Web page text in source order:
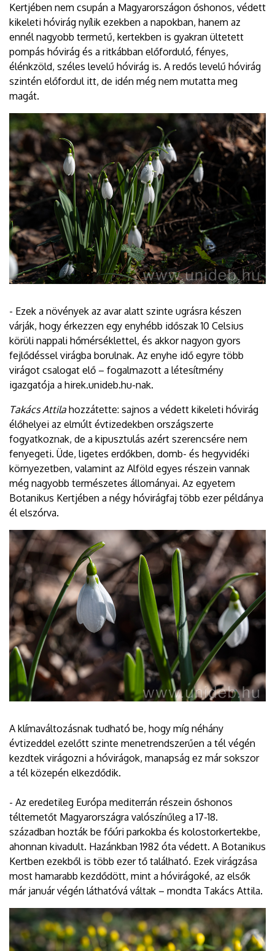
Kertjében nem csupán a Magyarországon őshonos, védett
kikeleti hóvirág nyílik ezekben a napokban, hanem az
ennél nagyobb termetű, kertekben is gyakran ültetett
pompás hóvirág és a ritkábban előforduló, fényes,
élénkzöld, széles levelű hóvirág is. A redős levelű hóvirág
szintén előfordul itt, de idén még nem mutatta meg
magát.
- Ezek a növények az avar alatt szinte ugrásra készen
várják, hogy érkezzen egy enyhébb időszak 10 Celsius
körüli nappali hőmérséklettel, és akkor nagyon gyors
fejlődéssel virágba borulnak. Az enyhe idő egyre több
virágot csalogat elő – fogalmazott a létesítmény
igazgatója a hirek.unideb.hu-nak.
Takács Attila hozzátette: sajnos a védett kikeleti hóvirág
élőhelyei az elmúlt évtizedekben országszerte
fogyatkoznak, de a kipusztulás azért szerencsére nem
fenyegeti. Üde, ligetes erdőkben, domb- és hegyvidéki
környezetben, valamint az Alföld egyes részein vannak
még nagyobb természetes állományai. Az egyetem
Botanikus Kertjében a négy hóvirágfaj több ezer példánya
él elszórva.
A klímaváltozásnak tudható be, hogy míg néhány
évtizeddel ezelőtt szinte menetrendszerűen a tél végén
kezdtek virágozni a hóvirágok, manapság ez már sokszor
a tél közepén elkezdődik.
- Az eredetileg Európa mediterrán részein őshonos
téltemetőt Magyarországra valószínűleg a 17-18.
században hozták be főúri parkokba és kolostorkertekbe,
ahonnan kivadult. Hazánkban 1982 óta védett. A Botanikus
Kertben ezekből is több ezer tő található. Ezek virágzása
most hamarabb kezdődött, mint a hóvirágoké, az elsők
már január végén láthatóvá váltak – mondta Takács Attila.